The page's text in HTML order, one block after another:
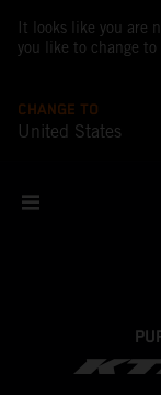
It looks like you are
you like to change
CHANGE TO
United States